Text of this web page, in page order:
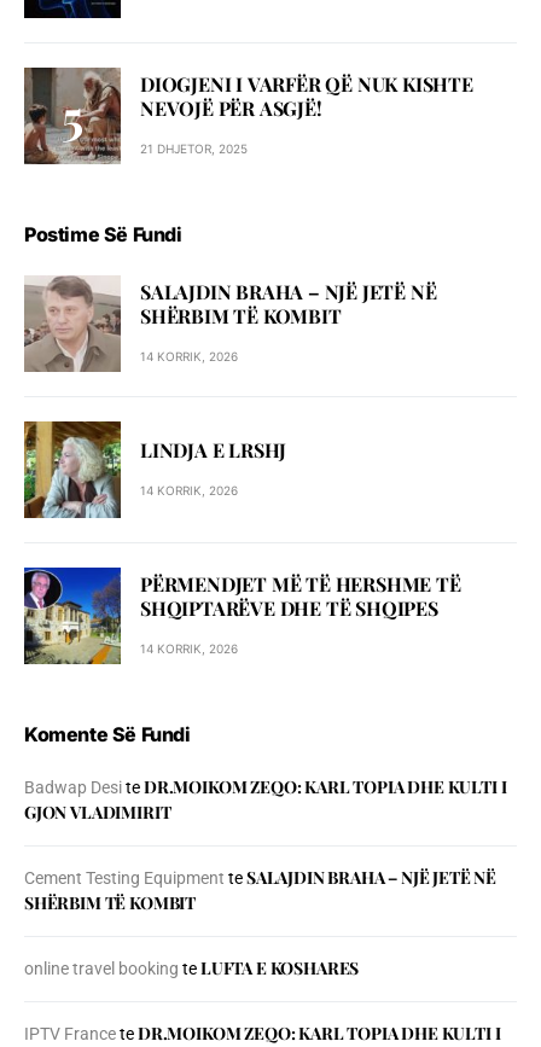
DIOGJENI I VARFËR QË NUK KISHTE
NEVOJË PËR ASGJË!
21 DHJETOR, 2025
Postime Së Fundi
SALAJDIN BRAHA – NJЁ JETЁ NЁ
SHЁRBIM TЁ KOMBIT
14 KORRIK, 2026
LINDJA E LRSHJ
14 KORRIK, 2026
PËRMENDJET MË TË HERSHME TË
SHQIPTARËVE DHE TË SHQIPES
14 KORRIK, 2026
Komente Së Fundi
Badwap DesiteDR.MOIKOM ZEQO: KARL TOPIA DHE KULTI I
GJON VLADIMIRIT
Cement Testing Equipment teSALAJDIN BRAHA – NJЁ JETЁ NЁ
SHЁRBIM TЁ KOMBIT
online travel booking teLUFTA E KOSHARES
IPTV FranceteDR.MOIKOM ZEQO: KARL TOPIA DHE KULTI I